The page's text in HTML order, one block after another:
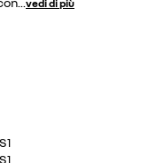
vedi di più